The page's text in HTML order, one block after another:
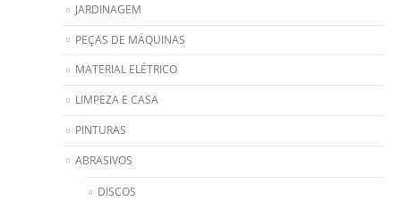
JARDINAGEM
PEÇAS DE MÁQUINAS
MATERIAL ELÉTRICO
LIMPEZA E CASA
PINTURAS
ABRASIVOS
DISCOS